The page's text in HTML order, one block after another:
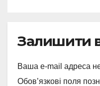
Залишити
Ваша e-mail адреса
Обов’язкові поля